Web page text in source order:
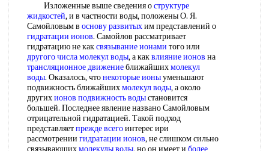
Изложенные выше сведения оструктуре
жидкостей, и в частности воды, положены О. Я.
Самойловым в основу развитыхим представлений о
гидратации ионов. Самойлов рассматривает
гидратацию не каксвязывание ионами того или
другого числамолекул воды, а каквлияние ионов на
трансляционное движениеближайшихмолекул
воды. Оказалось, чтонекоторые ионыуменьшают
подвижность ближайшихмолекул воды, а около
другихионов подвижность водыстановится
большей. Последнее явление названо Самойловым
отрицательной гидратацией. Такой подход
представляетпрежде всегоинтерес ири
рассмотрении гидратации ионов, не слишком сильно
связывающихмолекулы воды, но он имеет и более